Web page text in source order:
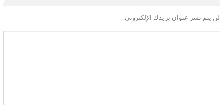
لن يتم نشر عنوان بريدك الإلكتروني.